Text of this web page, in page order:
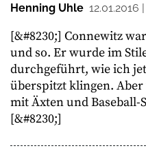
Henning Uhle 12.01.2016
[&#8230;] Connewitz
und so. Er wurde im
durchgeführt, wie ich
überspitzt klingen.
mit Äxten und Baseball-
[&#8230;]